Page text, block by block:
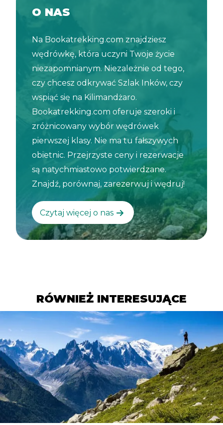
O NAS
Na Bookatrekking.com znajdziesz
wędrówkę, która uczyni Twoje życie
niezapomnianym. Niezależnie od tego,
czy chcesz odkrywać Szlak Inków, czy
wspiąć się na Kilimandżaro.
Bookatrekking.com oferuje szeroki i
zróżnicowany wybór wędrówek
pierwszej klasy. Nie ma tu fałszywych
obietnic. Przejrzyste ceny i rezerwacje
są natychmiastowo potwierdzane.
Znajdź, porównaj, zarezerwuj i wędruj!
Czytaj więcej o nas
RÓWNIEŻ INTERESUJĄCE